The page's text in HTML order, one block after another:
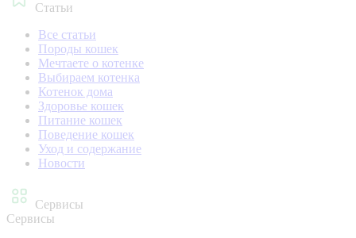
Статьи
Все статьи
Породы кошек
Мечтаете о котенке
Выбираем котенка
Котенок дома
Здоровье кошек
Питание кошек
Поведение кошек
Уход и содержание
Новости
Сервисы
Сервисы